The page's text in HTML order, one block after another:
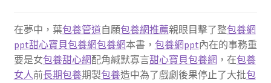
在夢中，葉包養管道自願包養網推薦親眼目擊了整包養網
ppt甜心寶貝包養網包養網本書， 包養網ppt內在的事務重
要是女包養甜心網配角緘默寡言甜心寶貝包養網 ，在包養
女人前長期包養期製包養造中為了戲劇後果停止了大批包